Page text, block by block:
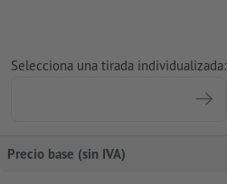
Selecciona una tirada individualizada:
Precio base (sin IVA)